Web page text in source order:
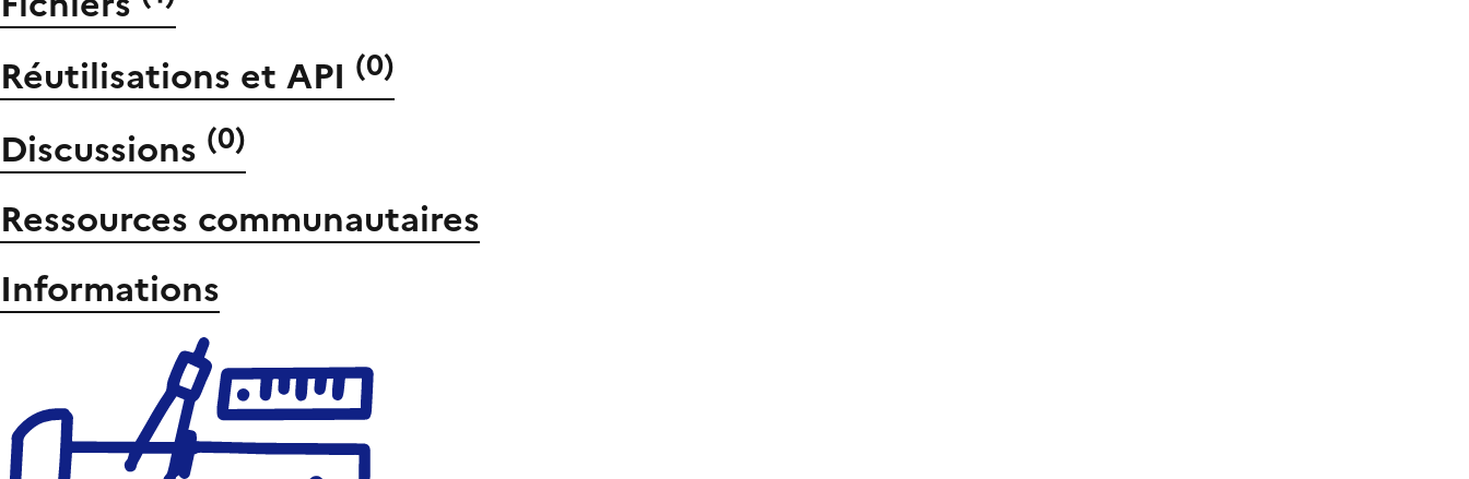
Réutilisations et API (0)
Discussions (0)
Ressources communautaires
Informations